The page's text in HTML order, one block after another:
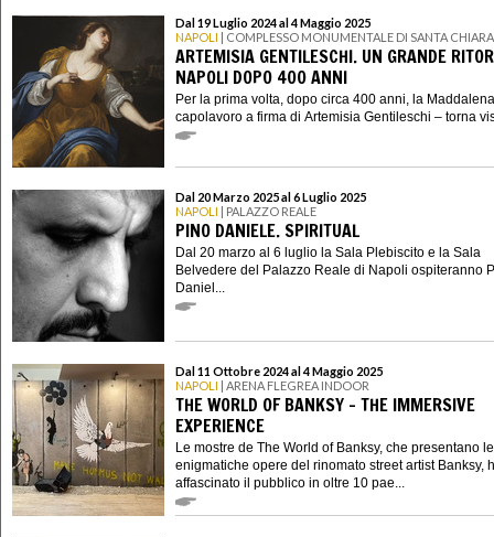
Dal 19 Luglio 2024 al 4 Maggio 2025
NAPOLI | COMPLESSO MONUMENTALE DI SANTA CHIARA
ARTEMISIA GENTILESCHI. UN GRANDE
NAPOLI DOPO 400 ANNI
Per la prima volta, dopo circa 400 anni, la
capolavoro a firma di Artemisia Gentileschi – torna
Dal 20 Marzo 2025 al 6 Luglio 2025
NAPOLI | PALAZZO REALE
PINO DANIELE. SPIRITUAL
Dal 20 marzo al 6 luglio la Sala Plebiscito e la Sala
Belvedere del Palazzo Reale di Napoli ospiteranno
Daniel...
Dal 11 Ottobre 2024 al 4 Maggio 2025
NAPOLI | ARENA FLEGREA INDOOR
THE WORLD OF BANKSY – THE IMMERSIVE
EXPERIENCE
Le mostre de The World of Banksy, che presentano le
enigmatiche opere del rinomato street artist Banksy,
affascinato il pubblico in oltre 10 pae...